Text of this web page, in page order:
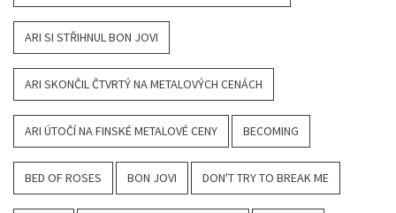
ARI SI STŘIHNUL BON JOVI
ARI SKONČIL ČTVRTÝ NA METALOVÝCH CENÁCH
ARI ÚTOČÍ NA FINSKÉ METALOVÉ CENY BECOMING
BED OF ROSES BON JOVI DON'T TRY TO BREAK ME